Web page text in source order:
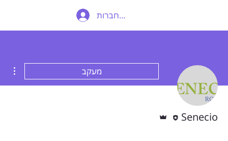
להתחברות
מעקב
Senecio